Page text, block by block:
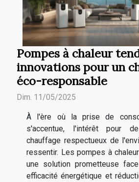
Pompes à chaleur
innovations pour un
éco-responsable
Dim. 11/05/2025
À l'ère où la prise de
s'accentue, l'intérêt pour
chauffage respectueux de
ressentir. Les pompes à
une solution prometteuse
efficacité énergétique et